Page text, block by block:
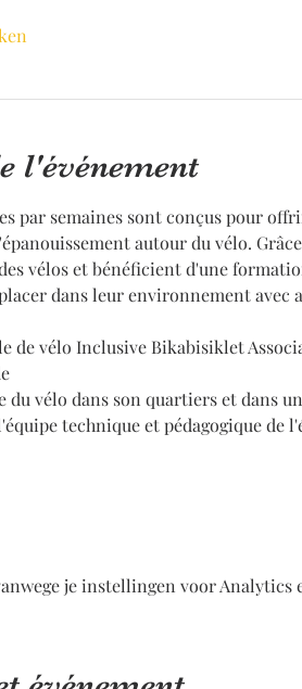
l'événement
par semaines sont conçus pour
autour du vélo.
vélos et bénéficient d'une
dans leur environnement avec
de vélo Inclusive Bikabisiklet
vélo dans son quartiers et dans
technique et pédagogique
je instellingen voor